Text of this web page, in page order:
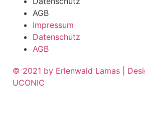
AGB
Impressum
Datenschutz
AGB
© 2021 by Erlenwald Lamas |
UCONIC